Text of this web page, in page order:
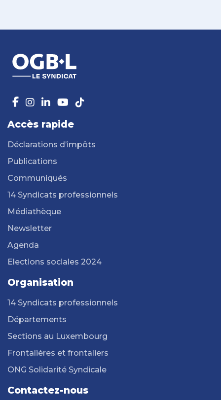
Accès rapide
Déclarations d’impôts
Publications
Communiqués
14 Syndicats professionnels
Médiathèque
Newsletter
Agenda
Elections sociales 2024
Organisation
14 Syndicats professionnels
Départements
Sections au Luxembourg
Frontalières et frontaliers
ONG Solidarité Syndicale
Contactez-nous